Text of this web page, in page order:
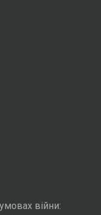
війни: